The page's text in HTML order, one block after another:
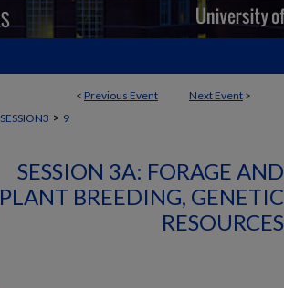
< Previous Event Next Event >
SESSION3 > 9
SESSION 3A: FORAGE AND
PLANT BREEDING, GENETIC
RESOURCES